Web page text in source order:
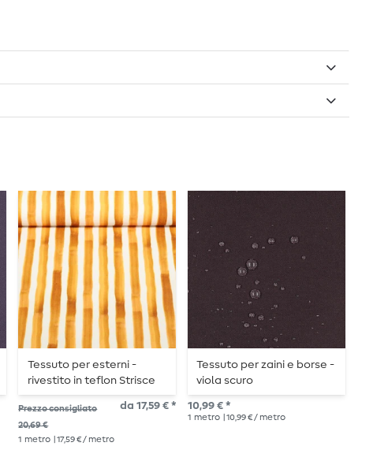
Tessuto per esterni -
rivestito in teflon Strisce
dipinte Giallo
Prezzo consigliato
20,69 €
da 17,59 € *
1 metro | 17,59 € / metro
Tessuto per zaini e borse -
viola scuro
10,99 € *
1 metro | 10,99 € / metro